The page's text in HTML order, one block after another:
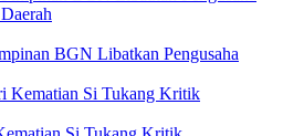
BGN Libatkan Pengusaha